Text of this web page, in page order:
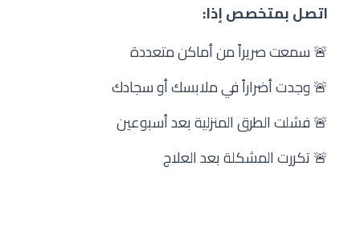
اتصل بمتخصص إذا:
🚨 سمعت صريراً من أماكن متعددة
🚨 وجدت أضراراً في ملابسك أو سجادك
🚨 فشلت الطرق المنزلية بعد أسبوعين
🚨 تكررت المشكلة بعد العلاج